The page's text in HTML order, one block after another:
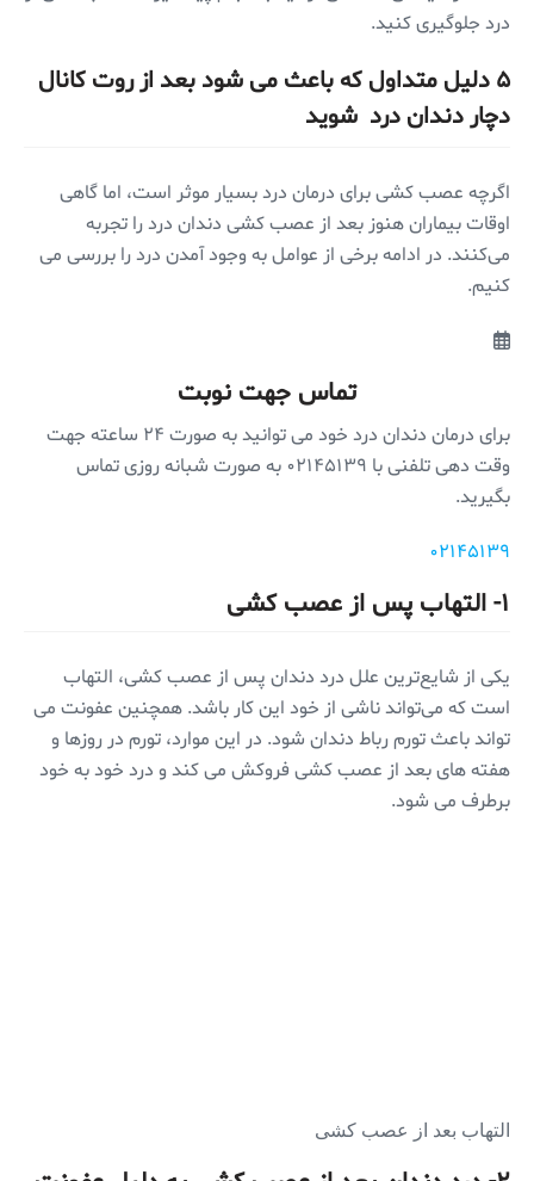
درد جلوگیری کنید.
۵ دلیل متداول که باعث می شود بعد از روت کانال
دچار دندان درد شوید
اگرچه عصب کشی برای درمان درد بسیار موثر است، اما گاهی
اوقات بیماران هنوز بعد از عصب کشی دندان درد را تجربه
می‌کنند. در ادامه برخی از عوامل به وجود آمدن درد را بررسی می
کنیم.
تماس جهت نوبت
برای درمان دندان درد خود می توانید به صورت ۲۴ ساعته جهت
وقت دهی تلفنی با ۰۲۱۴۵۱۳۹ به صورت شبانه روزی تماس
بگیرید.
۰۲۱۴۵۱۳۹
۱- التهاب پس از عصب کشی
یکی از شایع‌ترین علل درد دندان پس از عصب کشی، التهاب
است که می‌تواند ناشی از خود این کار باشد. همچنین عفونت می
تواند باعث تورم رباط دندان شود. در این موارد، تورم در روزها و
هفته های بعد از عصب کشی فروکش می کند و درد خود به خود
برطرف می شود.
التهاب بعد از عصب کشی